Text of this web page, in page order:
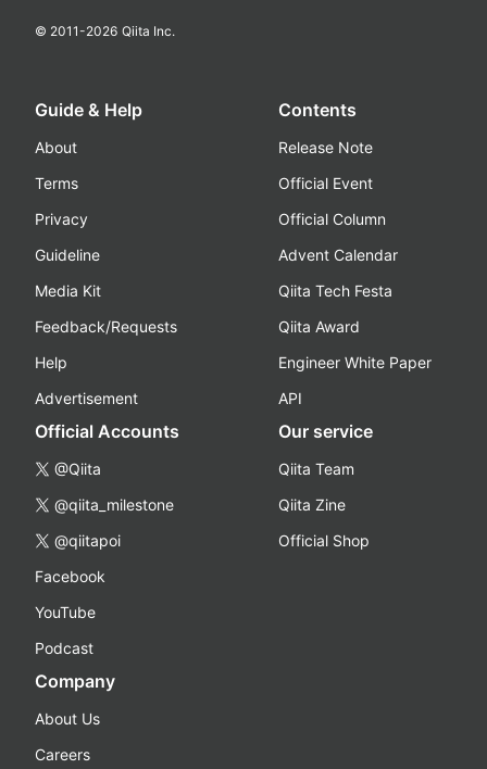
© 2011-2026 Qiita Inc.
Guide & Help
About
Terms
Privacy
Guideline
Media Kit
Feedback/Requests
Help
Advertisement
Contents
Release Note
Official Event
Official Column
Advent Calendar
Qiita Tech Festa
Qiita Award
Engineer White Paper
API
Official Accounts
@Qiita
@qiita_milestone
@qiitapoi
Facebook
YouTube
Podcast
Our service
Qiita Team
Qiita Zine
Official Shop
Company
About Us
Careers